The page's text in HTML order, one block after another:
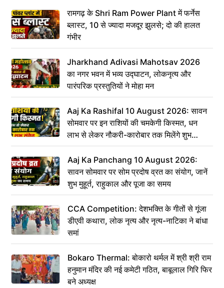
रामगढ़ के Shri Ram Power Plant में फर्नेस
ब्लास्ट, 10 से ज्यादा मजदूर झुलसे; दो की हालत
गंभीर
Jharkhand Adivasi Mahotsav 2026
का नगर भवन में भव्य उद्घाटन, लोकनृत्य और
पारंपरिक प्रस्तुतियों ने मोहा मन
Aaj Ka Rashifal 10 August 2026: सावन
सोमवार पर इन राशियों की चमकेगी किस्मत, धन
लाभ से लेकर नौकरी-कारोबार तक मिलेंगे शुभ
संकेत
Aaj Ka Panchang 10 August 2026:
सावन सोमवार पर सोम प्रदोष व्रत का संयोग, जानें
शुभ मुहूर्त, राहुकाल और पूजा का समय
CCA Competition: देशभक्ति के गीतों से गूंजा
डीएवी कथारा, लोक नृत्य और नृत्य-नाटिका ने बांधा
समां
Bokaro Thermal: बोकारो थर्मल में श्री श्री राम
हनुमान मंदिर की नई कमेटी गठित, बाबूलाल गिरि फिर
बने अध्यक्ष